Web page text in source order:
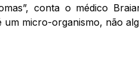
conta o médico
micro-organismo, não